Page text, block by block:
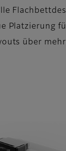
Platzierung
über